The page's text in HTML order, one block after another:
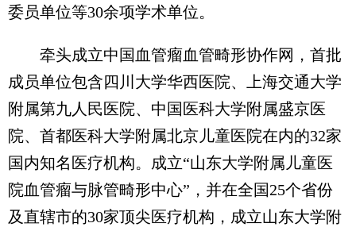
委员单位等30余项学术单位。
牵头成立中国血管瘤血管畸形协作网，首批
成员单位包含四川大学华西医院、上海交通大学
附属第九人民医院、中国医科大学附属盛京医
院、首都医科大学附属北京儿童医院在内的32家
国内知名医疗机构。成立“山东大学附属儿童医
院血管瘤与脉管畸形中心”，并在全国25个省份
及直辖市的30家顶尖医疗机构，成立山东大学附